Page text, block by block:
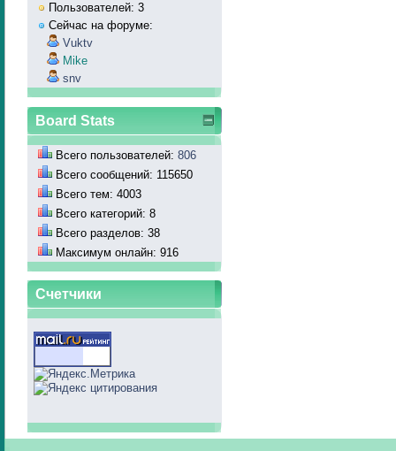
Пользователей: 3
Сейчас на форуме:
Vuktv
Mike
snv
Board Stats
Всего пользователей: 806
Всего сообщений: 115650
Всего тем: 4003
Всего категорий: 8
Всего разделов: 38
Максимум онлайн: 916
Счетчики